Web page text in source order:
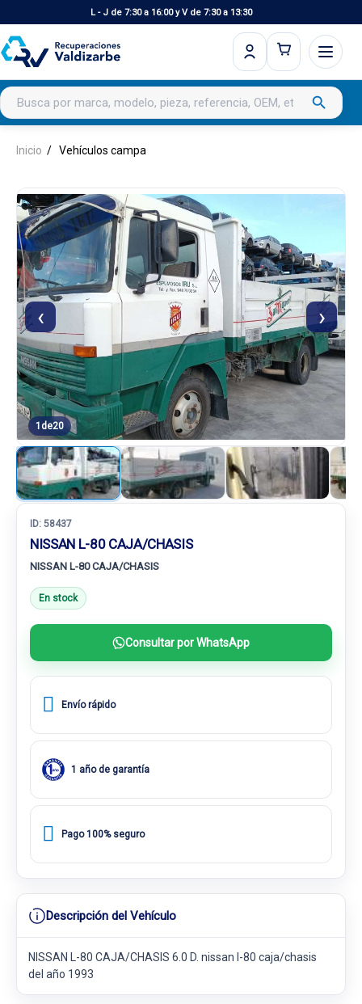
L - J de 7:30 a 16:00 y V de 7:30 a 13:30
Buscar productos search
Inicio Vehículos campa
‹ ›
1 de20
ID: 58437
NISSAN L-80 CAJA/CHASIS
NISSAN L-80 CAJA/CHASIS
En stock
Consultar por WhatsApp
Envío rápido
1 año de garantía
Pago 100% seguro
Descripción del Vehículo
NISSAN L-80 CAJA/CHASIS 6.0 D. nissan l-80 caja/chasis
del año 1993